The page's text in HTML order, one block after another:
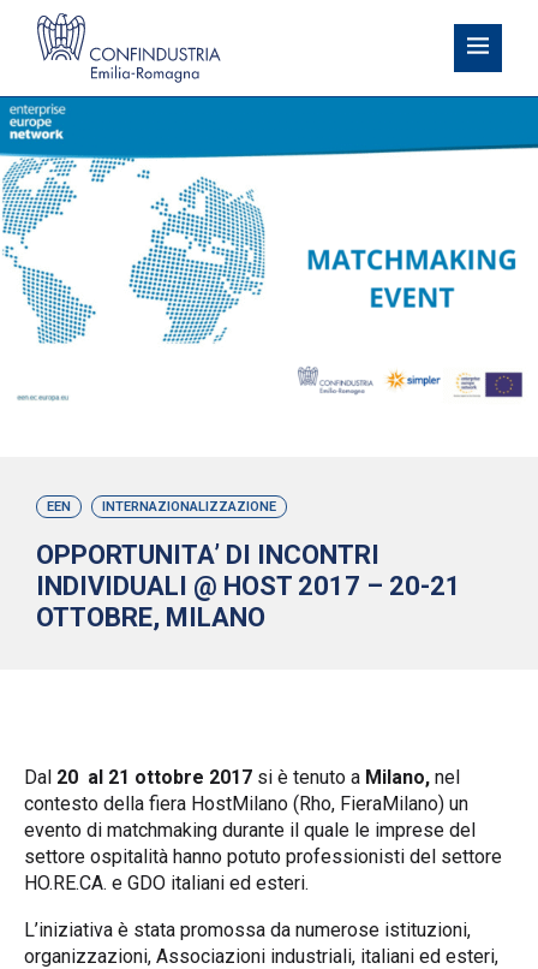
EEN INTERNAZIONALIZZAZIONE
OPPORTUNITA’ DI INCONTRI
INDIVIDUALI @ HOST 2017 – 20-21
OTTOBRE, MILANO
Dal 20 al 21 ottobre 2017 si è tenuto a Milano, nel
contesto della fiera HostMilano (Rho, FieraMilano) un
evento di matchmaking durante il quale le imprese del
settore ospitalità hanno potuto professionisti del settore
HO.RE.CA. e GDO italiani ed esteri.
L’iniziativa è stata promossa da numerose istituzioni,
organizzazioni, Associazioni industriali, italiani ed esteri,